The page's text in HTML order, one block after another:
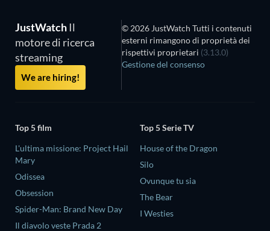
JustWatch Il
motore di ricerca
streaming
We are hiring!
© 2026 JustWatch Tutti i contenuti
esterni rimangono di proprietà dei
rispettivi proprietari (3.13.0)
Gestione del consenso
Top 5 film
L'ultima missione: Project Hail
Mary
Odissea
Obsession
Spider-Man: Brand New Day
Il diavolo veste Prada 2
Top 5 Serie TV
House of the Dragon
Silo
Ovunque tu sia
The Bear
I Westies